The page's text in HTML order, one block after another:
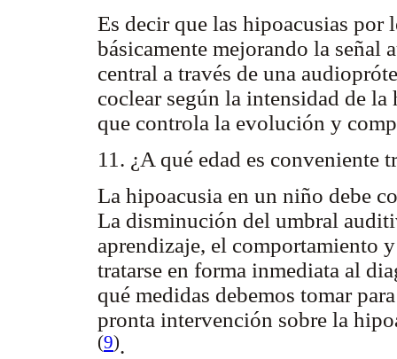
Es decir que las hipoacusias por
básicamente mejorando la señal
central a través de una
coclear según la intensidad de
que controla la evolución y
11. ¿A qué edad es conveniente
La hipoacusia en un niño debe
La disminución del umbral
aprendizaje, el comportamiento
tratarse en forma inmediata al
qué medidas debemos tomar
pronta intervención sobre la
(9).